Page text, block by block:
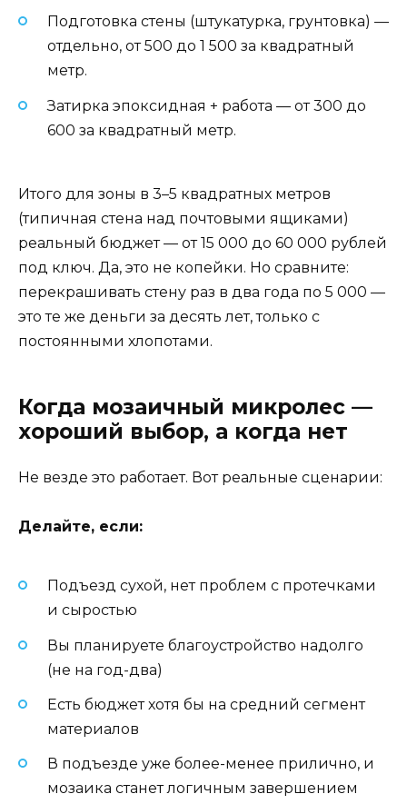
Подготовка стены (штукатурка, грунтовка) —
отдельно, от 500 до 1 500 за квадратный
метр.
Затирка эпоксидная + работа — от 300 до
600 за квадратный метр.
Итого для зоны в 3–5 квадратных метров
(типичная стена над почтовыми ящиками)
реальный бюджет — от 15 000 до 60 000 рублей
под ключ. Да, это не копейки. Но сравните:
перекрашивать стену раз в два года по 5 000 —
это те же деньги за десять лет, только с
постоянными хлопотами.
Когда мозаичный микролес —
хороший выбор, а когда нет
Не везде это работает. Вот реальные сценарии:
Делайте, если:
Подъезд сухой, нет проблем с протечками
и сыростью
Вы планируете благоустройство надолго
(не на год-два)
Есть бюджет хотя бы на средний сегмент
материалов
В подъезде уже более-менее прилично, и
мозаика станет логичным завершением